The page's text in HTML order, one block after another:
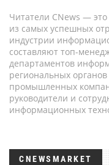
Читатели CNews —
из самых успешных
индустрии
составляют топ-
департаментов
региональных органов
промышленных
руководители и
информационных
CNEWSMARKET